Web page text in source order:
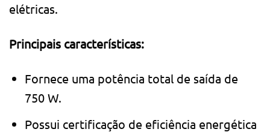
elétricas.
Principais características:
Fornece uma potência total de saída de
750 W.
Possui certificação de eficiência energética